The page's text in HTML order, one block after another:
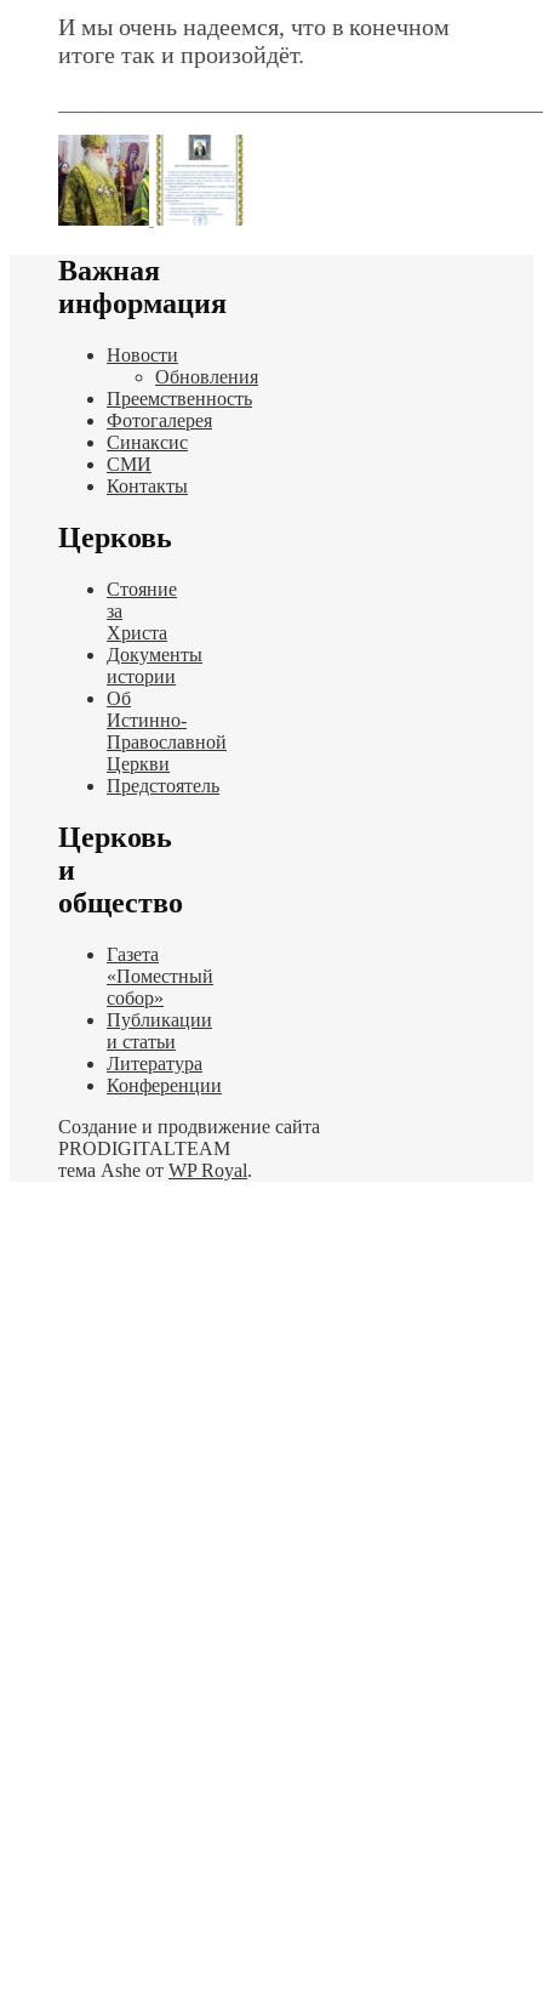
И мы очень надеемся, что в конечном
итоге так и произойдёт.
Важная
информация
Новости
Обновления
Преемственность
Фотогалерея
Синаксис
СМИ
Контакты
Церковь
Стояние
за
Христа
Документы
истории
Об
Истинно-
Православной
Церкви
Предстоятель
Церковь
и
общество
Газета
«Поместный
собор»
Публикации
и статьи
Литература
Конференции
Создание и продвижение сайта
PRODIGITALTEAM
тема Ashe от WP Royal.